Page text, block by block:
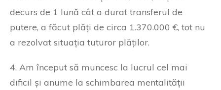
decurs de 1 lună cât a durat transferul de
putere, a făcut plăți de circa 1.370.000 €, tot nu
a rezolvat situația tuturor plăților.
4. Am început să muncesc la lucrul cel mai
dificil și anume la schimbarea mentalității